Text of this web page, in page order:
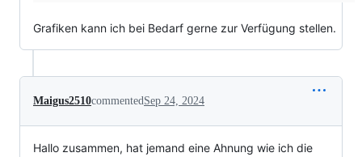
Grafiken kann ich bei Bedarf gerne zur Verfügung stellen.
Maigus2510commentedSep 24, 2024
Hallo zusammen, hat jemand eine Ahnung wie ich die